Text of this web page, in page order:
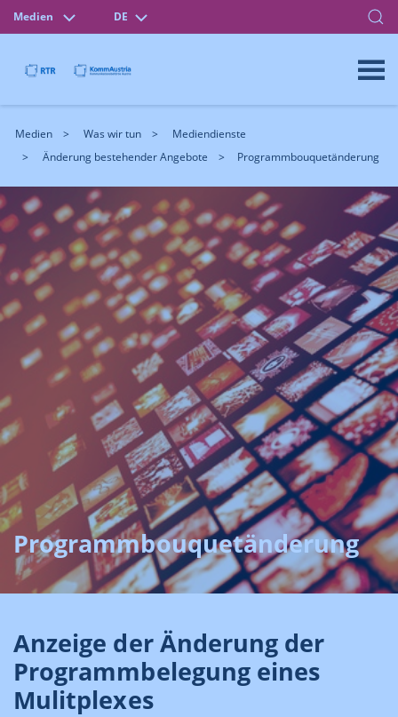
Medien DE
Medien Was wir tun
Mediendienste
Änderung bestehender Angebote
Programmbouquetänderung
Programmbouquetänderung
Anzeige der Änderung der
Programmbelegung eines
Mulitplexes